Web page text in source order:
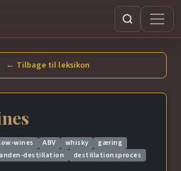
Søg
← Tilbage til leksikon
wines ABV whisky
gæring
anden-destillation destillationsproces